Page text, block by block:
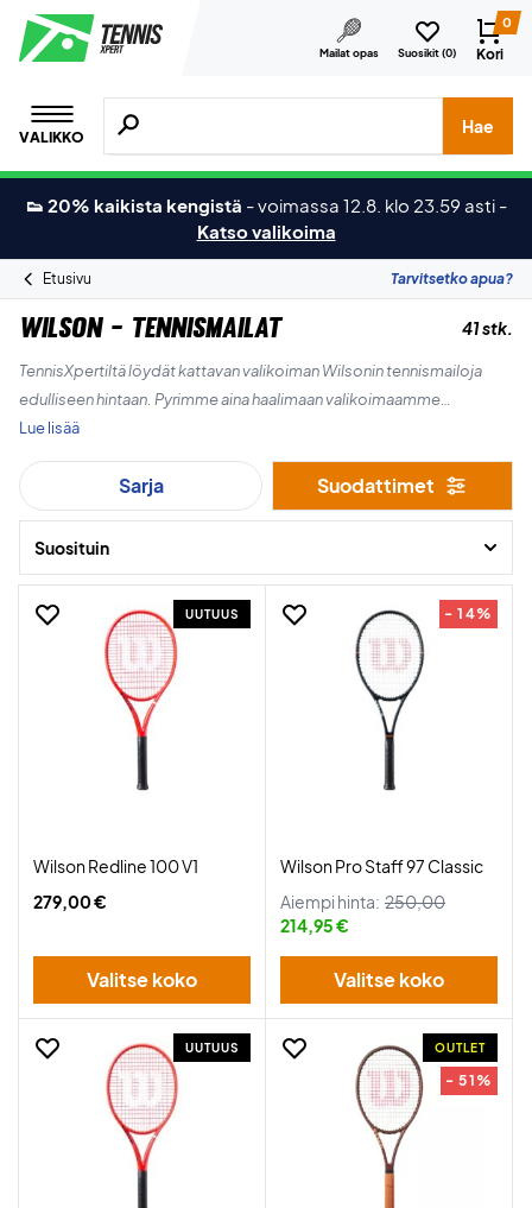
Mailat opas Suosikit (0)
0
Kori
VALIKKO
Hae tuotteita, merkkejä jne.
Hae
👟 20% kaikista kengistä -voimassa 12.8. klo 23.59 asti -
Katso valikoima
Etusivu Tarvitsetko apua?
Wilson - Tennismailat 41 stk.
TennisXpertiltä löydät kattavan valikoiman Wilsonin tennismailoja
edulliseen hintaan. Pyrimme aina haalimaan valikoimaamme
uusimmat mallit niin aloittelijoille, harrastajille kuin kilpapelaajillekin.
Mukavaa shoppailua!
Lue lisää
Sarja Suodattimet
Suosituin
UUTUUS
Wilson Redline 100 V1
279,00 €
Valitse koko
- 14%
Wilson Pro Staff 97 Classic
Aiempi hinta: 250,00
214,95 €
Valitse koko
UUTUUS OUTLET
- 51%